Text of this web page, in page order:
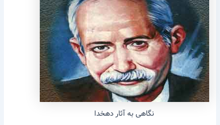
نگاهی به آثار دهخدا